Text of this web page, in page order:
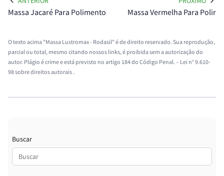
Massa Jacaré Para Polimento Massa Vermelha Para Polir
O texto acima "Massa Lustromax - Rodasil" é de direito reservado. Sua reprodução,
parcial ou total, mesmo citando nossos links, é proibida sem a autorização do
autor. Plágio é crime e está previsto no artigo 184 do Código Penal. – Lei n° 9.610-
98 sobre direitos autorais .
Buscar